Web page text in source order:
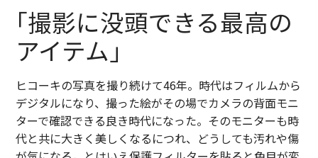
｢撮影に没頭できる最高の
アイテム｣
ヒコーキの写真を撮り続けて46年。時代はフィルムから
デジタルになり、撮った絵がその場でカメラの背面モニ
ターで確認できる良き時代になった。そのモニターも時
代と共に大きく美しくなるにつれ、どうしても汚れや傷